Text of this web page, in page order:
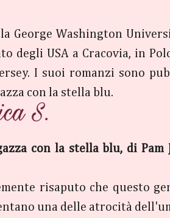
Washington
degli USA a Cracovia, in
I suoi romanzi sono
con la stella blu.
con la stella blu, di Pam
risaputo che questo
una delle atrocità